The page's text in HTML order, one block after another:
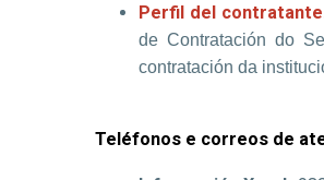
Perfil del contratante
de Contratación do
contratación da
Teléfonos e correos de